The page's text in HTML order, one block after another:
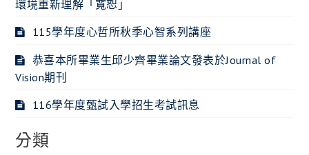
環境重新理解「寬恕」
115學年度心哲所秋季心智系列講座
恭喜本所畢業生邱少齊畢業論文發表於Journal of
Vision期刊
116學年度甄試入學招生考試訊息
分類